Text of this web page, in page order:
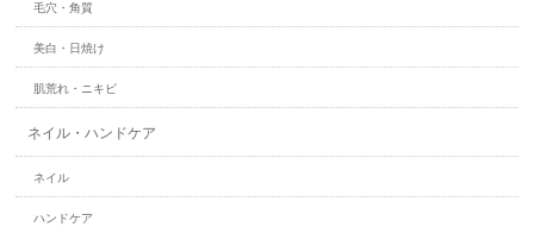
毛穴・角質
美白・日焼け
肌荒れ・ニキビ
ネイル・ハンドケア
ネイル
ハンドケア